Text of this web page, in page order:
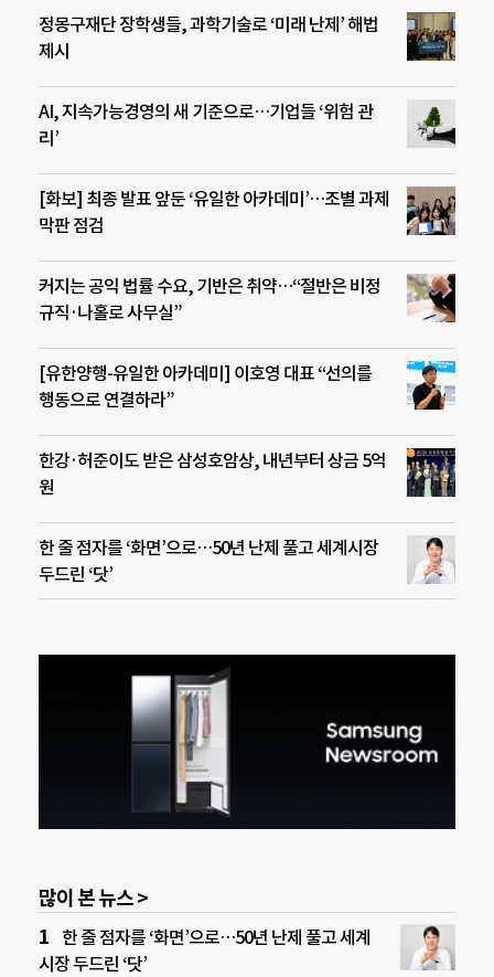
정몽구재단 장학생들, 과학기술로 ‘미래 난제’ 해법
제시
AI, 지속가능경영의 새 기준으로…기업들 ‘위험 관
리’
[화보] 최종 발표 앞둔 ‘유일한 아카데미’…조별 과제
막판 점검
커지는 공익 법률 수요, 기반은 취약…“절반은 비정
규직·나홀로 사무실”
[유한양행-유일한 아카데미] 이호영 대표 “선의를
행동으로 연결하라”
한강·허준이도 받은 삼성호암상, 내년부터 상금 5억
원
한 줄 점자를 ‘화면’으로…50년 난제 풀고 세계시장
두드린 ‘닷’
많이 본 뉴스 >
한 줄 점자를 ‘화면’으로…50년 난제 풀고 세계
시장 두드린 ‘닷’